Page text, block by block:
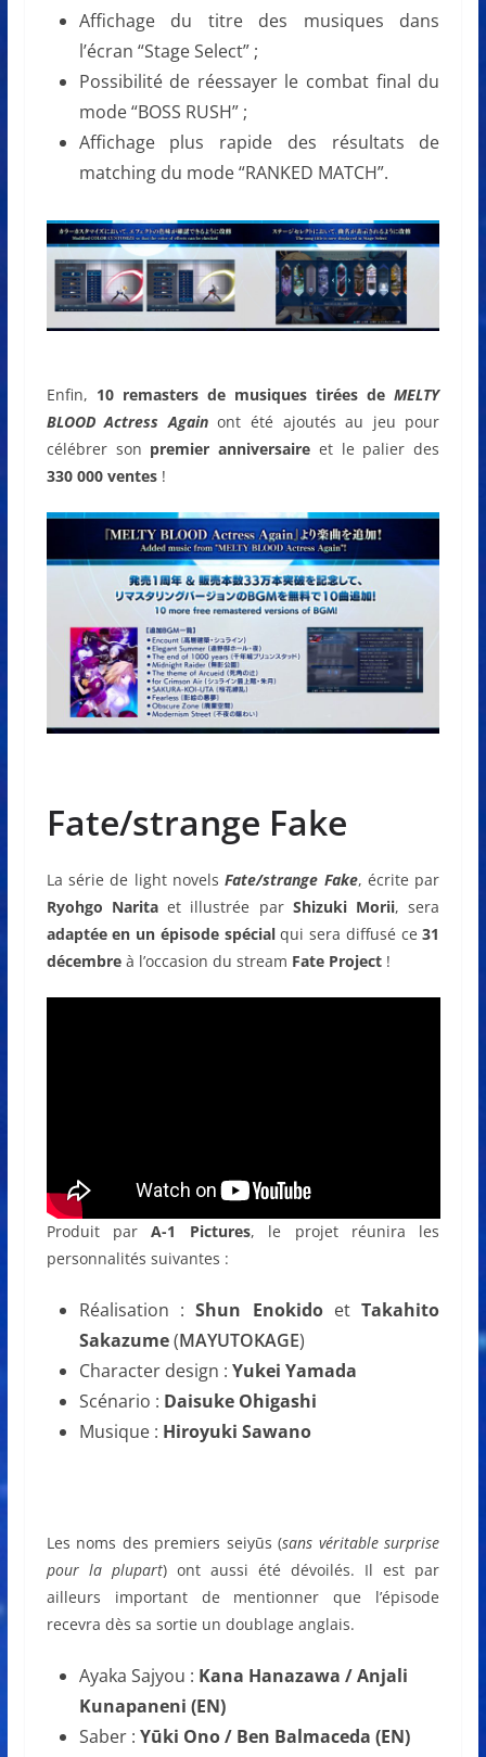
Affichage du titre des musiques dans
l’écran “Stage Select” ;
Possibilité de réessayer le combat final du
mode “BOSS RUSH” ;
Affichage plus rapide des résultats de
matching du mode “RANKED MATCH”.
Enfin, 10 remasters de musiques tirées deMELTY
BLOOD Actress Againont été ajoutés au jeu pour
célébrer son premier anniversaire et le palier des
330 000 ventes !
Fate/strange Fake
La série de light novelsFate/strange Fake, écrite par
Ryohgo Naritaet illustrée par Shizuki Morii, sera
adaptée en un épisode spécialqui sera diffusé ce31
décembreà l’occasion du stream Fate Project!
Produit parA-1 Pictures, le projet réunira les
personnalités suivantes :
Réalisation :Shun Enokido etTakahito
Sakazume(MAYUTOKAGE)
Character design : Yukei Yamada
Scénario : Daisuke Ohigashi
Musique : Hiroyuki Sawano
Les noms des premiers seiyūs (sans véritable surprise
pour la plupart) ont aussi été dévoilés. Il est par
ailleurs important de mentionner que l’épisode
recevra dès sa sortie un doublage anglais.
Ayaka Sajyou : Kana Hanazawa / Anjali
Kunapaneni (EN)
Saber : Yūki Ono / Ben Balmaceda (EN)